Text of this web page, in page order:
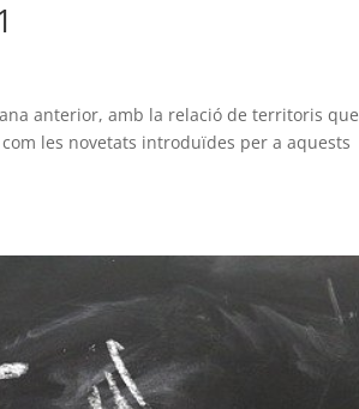
anterior, amb la relació de territoris que
les novetats introduïdes per a aquests